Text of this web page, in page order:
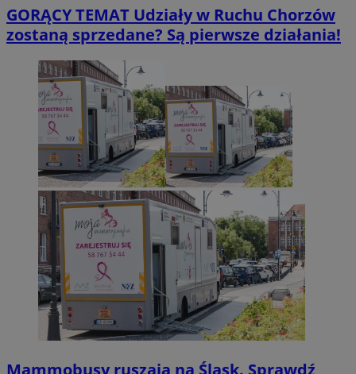
GORĄCY TEMAT Udziały w Ruchu Chorzów
zostaną sprzedane? Są pierwsze działania!